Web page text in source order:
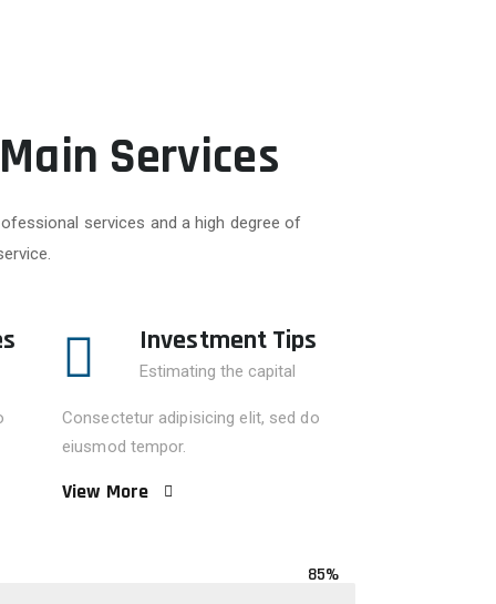
Services
services and a high degree of
Investment Tips
Estimating the capital
Consectetur adipisicing elit, sed do
eiusmod tempor.
View More
85%